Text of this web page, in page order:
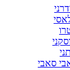
סאבי